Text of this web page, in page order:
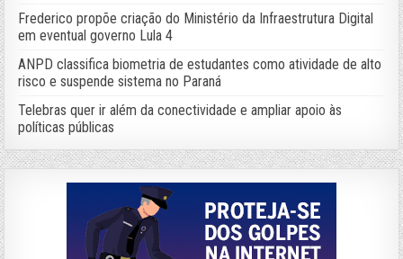
Frederico propõe criação do Ministério da Infraestrutura Digital
em eventual governo Lula 4
ANPD classifica biometria de estudantes como atividade de alto
risco e suspende sistema no Paraná
Telebras quer ir além da conectividade e ampliar apoio às
políticas públicas